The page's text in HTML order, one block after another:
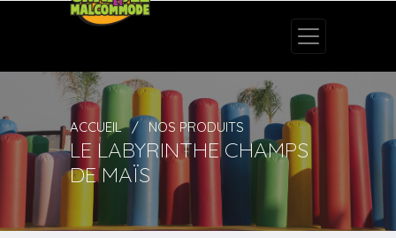
ACCUEIL NOS PRODUITS
LE LABYRINTHE CHAMPS
DE MAÏS